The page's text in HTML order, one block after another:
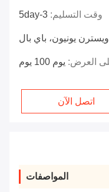
وقت التسليم: 3-5day
العرض: يوم 100 يوم
اتصل الآن
المواصفات